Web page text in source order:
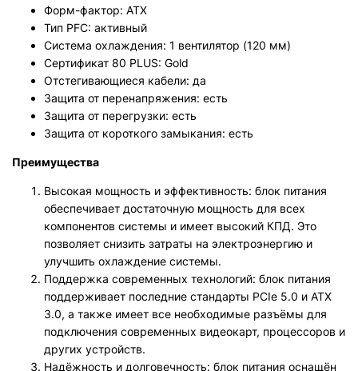
Форм-фактор: ATX
Тип PFC: активный
Система охлаждения: 1 вентилятор (120 мм)
Сертификат 80 PLUS: Gold
Отстегивающиеся кабели: да
Защита от перенапряжения: есть
Защита от перегрузки: есть
Защита от короткого замыкания: есть
Преимущества
Высокая мощность и эффективность: блок питания
обеспечивает достаточную мощность для всех
компонентов системы и имеет высокий КПД. Это
позволяет снизить затраты на электроэнергию и
улучшить охлаждение системы.
Поддержка современных технологий: блок питания
поддерживает последние стандарты PCIe 5.0 и ATX
3.0, а также имеет все необходимые разъёмы для
подключения современных видеокарт, процессоров и
других устройств.
Надёжность и долговечность: блок питания оснащён